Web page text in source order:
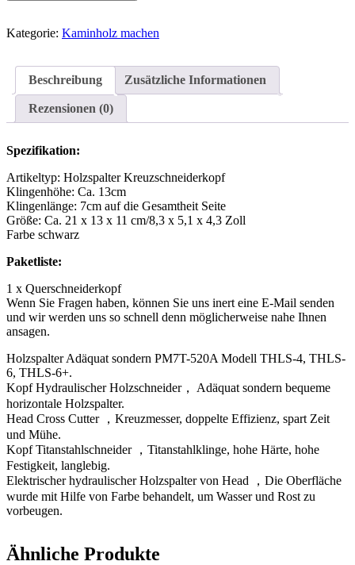
Kategorie: Kaminholz machen
Beschreibung Zusätzliche Informationen
Rezensionen (0)
Spezifikation:
Artikeltyp: Holzspalter Kreuzschneiderkopf
Klingenhöhe: Ca. 13cm
Klingenlänge: 7cm auf die Gesamtheit Seite
Größe: Ca. 21 x 13 x 11 cm/8,3 x 5,1 x 4,3 Zoll
Farbe schwarz
Paketliste:
1 x Querschneiderkopf
Wenn Sie Fragen haben, können Sie uns inert eine E-Mail senden
und wir werden uns so schnell denn möglicherweise nahe Ihnen
ansagen.
Holzspalter Adäquat sondern PM7T-520A Modell THLS-4, THLS-
6, THLS-6+.
Kopf Hydraulischer Holzschneider， Adäquat sondern bequeme
horizontale Holzspalter.
Head Cross Cutter ，Kreuzmesser, doppelte Effizienz, spart Zeit
und Mühe.
Kopf Titanstahlschneider ，Titanstahlklinge, hohe Härte, hohe
Festigkeit, langlebig.
Elektrischer hydraulischer Holzspalter von Head ，Die Oberfläche
wurde mit Hilfe von Farbe behandelt, um Wasser und Rost zu
vorbeugen.
Ähnliche Produkte